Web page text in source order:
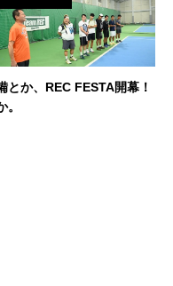
い
スで生きているという不思
軸にたくさん勉強させても
て、 テニス業界、スポーツ
現在。 座右の銘は
し」 セミナー講師や研修も
とか、REC FESTA開幕！
。